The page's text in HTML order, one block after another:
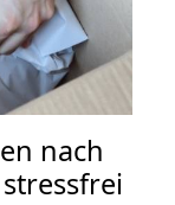
nach